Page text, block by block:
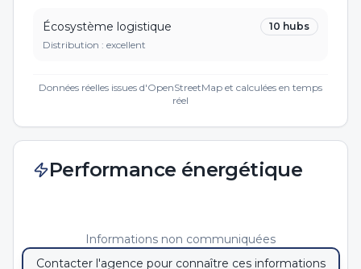
Écosystème logistique 10 hubs
Distribution : excellent
Données réelles issues d'OpenStreetMap et calculées en temps
réel
Performance énergétique
Informations non communiquées
Contacter l'agence pour connaître ces informations